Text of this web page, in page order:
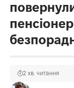
2 хв. читання